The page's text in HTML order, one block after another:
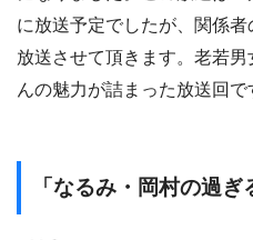
に放送予定でしたが、関係
放送させて頂きます。老若
んの魅力が詰まった放送回で
「なるみ・岡村の過